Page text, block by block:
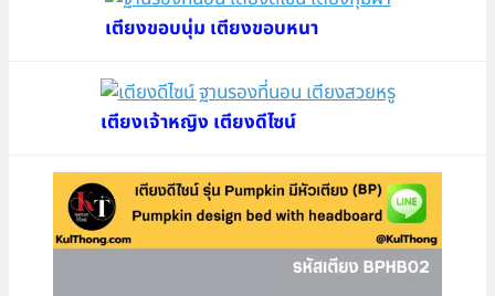
เตียงขอบนุ่ม เตียงขอบหนา
เตียงเจ้าหญิง เตียงดีไซน์